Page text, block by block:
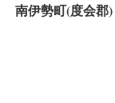
南伊勢町(度会郡)